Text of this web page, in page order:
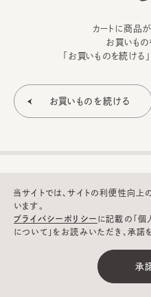
カートに商品
お買いも
「お買いものを続ける
©CA4LA INC.
当サイトでは、サイトの利便性向
います。
プライバシーポリシー に記載の「個
について」をお読みいただき、承諾
承